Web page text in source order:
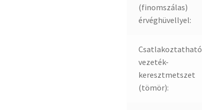
(finomszálas)
érvéghüvellyel:
Csatlakoztatható
vezeték-
keresztmetszet
(tömör):